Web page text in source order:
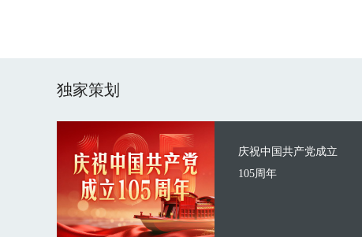
独家策划
庆祝中国共产党成立
105周年